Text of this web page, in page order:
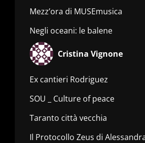
Mezz’ora di MUSEmusica
Negli oceani: le balene
Cristina Vignone
Ex cantieri Rodriguez
SOU _ Culture of peace
Taranto città vecchia
Il Protocollo Zeus di